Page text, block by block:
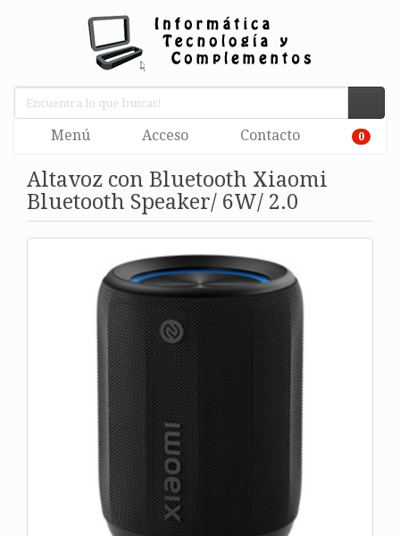
Menú Acceso Contacto 0
Altavoz con Bluetooth Xiaomi
Bluetooth Speaker/ 6W/ 2.0